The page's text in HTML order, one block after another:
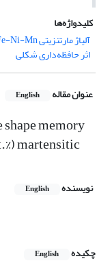
کلیدواژه‌ها
آلیاژ مارتنزیتی Fe-Ni-Mn
اثر حافظه‌داری شکلی
عنوان مقاله English
memory
martensitic
نویسنده English
چکیده
English